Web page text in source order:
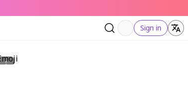
Sign in